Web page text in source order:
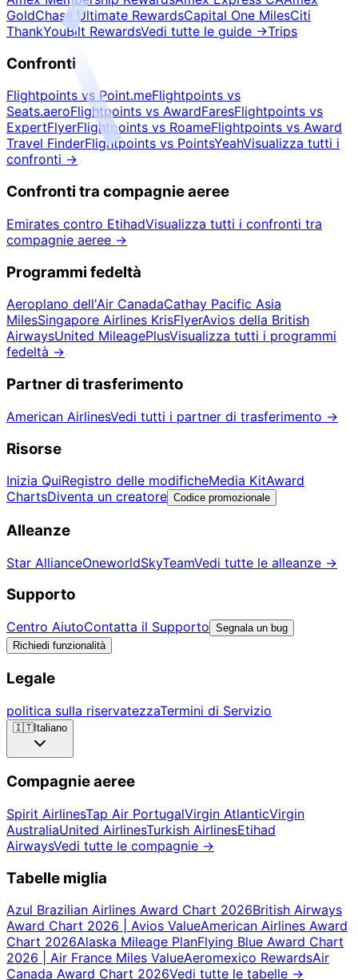
GoldChase Ultimate RewardsCapital One MilesCiti
ThankYouBilt RewardsVedi tutte le guide →Trips
Confronti
Flightpoints vs Point.meFlightpoints vs
Seats.aeroFlightpoints vs AwardFaresFlightpoints vs
ExpertFlyerFlightpoints vs RoameFlightpoints vs Award
Travel FinderFlightpoints vs PointsYeahVisualizza tutti i
confronti →
Confronti tra compagnie aeree
Emirates contro EtihadVisualizza tutti i confronti tra
compagnie aeree →
Programmi fedeltà
Aeroplano dell'Air CanadaCathay Pacific Asia
MilesSingapore Airlines KrisFlyerAvios della British
AirwaysUnited MileagePlusVisualizza tutti i programmi
fedeltà →
Partner di trasferimento
American AirlinesVedi tutti i partner di trasferimento →
Risorse
Inizia QuiRegistro delle modificheMedia KitAward
ChartsDiventa un creatore Codice promozionale
Alleanze
Star AllianceOneworldSkyTeamVedi tutte le alleanze →
Supporto
Centro AiutoContatta il Supporto Segnala un bug
Richiedi funzionalità
Legale
politica sulla riservatezzaTermini di Servizio
🇮🇹Italiano
Compagnie aeree
Spirit AirlinesTap Air PortugalVirgin AtlanticVirgin
AustraliaUnited AirlinesTurkish AirlinesEtihad
AirwaysVedi tutte le compagnie →
Tabelle miglia
Azul Brazilian Airlines Award Chart 2026British Airways
Award Chart 2026 | Avios ValueAmerican Airlines Award
Chart 2026Alaska Mileage PlanFlying Blue Award Chart
2026 | Air France Miles ValueAeromexico RewardsAir
Canada Award Chart 2026Vedi tutte le tabelle →